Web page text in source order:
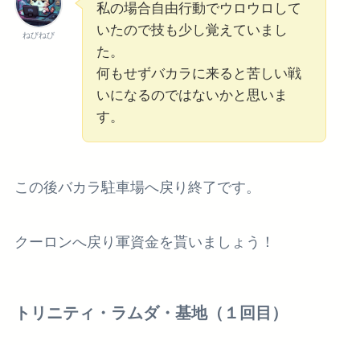
ねびねび
私の場合自由行動でウロウロして
いたので技も少し覚えていまし
た。
何もせずバカラに来ると苦しい戦
いになるのではないかと思いま
す。
この後バカラ駐車場へ戻り終了です。
クーロンへ戻り軍資金を貰いましょう！
トリニティ・ラムダ・基地（１回目）